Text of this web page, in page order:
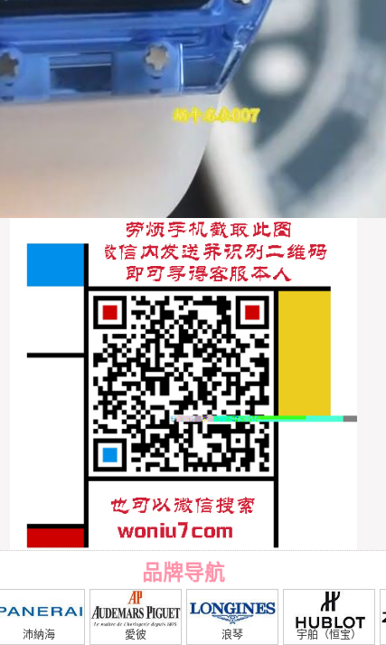
品牌导航
沛納海 愛彼 浪琴 宇舶（恒宝）